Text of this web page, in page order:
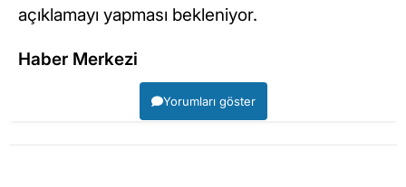
açıklamayı yapması bekleniyor.
Haber Merkezi
Yorumları göster